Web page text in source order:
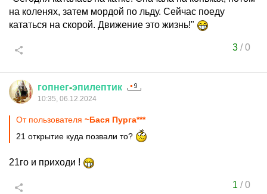
на коленях, затем мордой по льду. Сейчас поеду
кататься на скорой. Движение это жизнь!"
3/0
гопнег-эпилептик
10:35, 06.12.2024
От пользователя ~Бася Пурга***
21 открытие куда позвали то?
21го и приходи !
1 /0